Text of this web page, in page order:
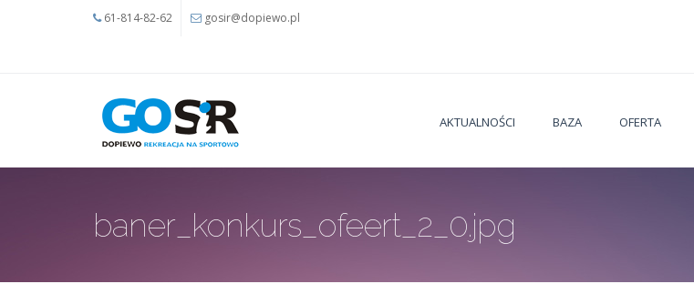
Przejdź do treści 61-814-82-62 gosir@dopiewo.pl
AKTUALNOŚCI BAZA OFERTA
baner_konkurs_ofeert_2_0.jpg